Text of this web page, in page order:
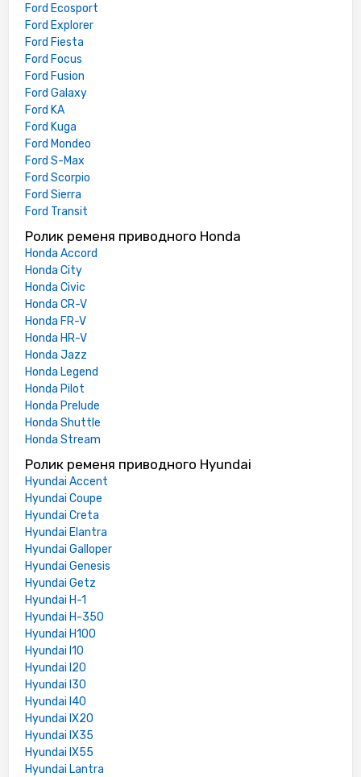
Ford Ecosport
Ford Explorer
Ford Fiesta
Ford Focus
Ford Fusion
Ford Galaxy
Ford KA
Ford Kuga
Ford Mondeo
Ford S-Max
Ford Scorpio
Ford Sierra
Ford Transit
Ролик ременя приводного Honda
Honda Accord
Honda City
Honda Civic
Honda CR-V
Honda FR-V
Honda HR-V
Honda Jazz
Honda Legend
Honda Pilot
Honda Prelude
Honda Shuttle
Honda Stream
Ролик ременя приводного Hyundai
Hyundai Accent
Hyundai Coupe
Hyundai Creta
Hyundai Elantra
Hyundai Galloper
Hyundai Genesis
Hyundai Getz
Hyundai H-1
Hyundai H-350
Hyundai H100
Hyundai I10
Hyundai I20
Hyundai I30
Hyundai I40
Hyundai IX20
Hyundai IX35
Hyundai IX55
Hyundai Lantra